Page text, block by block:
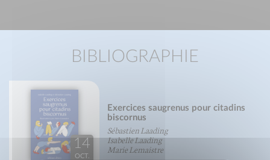
BIBLIOGRAPHIE
14
OCT.
Exercices saugrenus pour citadins
biscornus
Sébastien Laading
Isabelle Laading
Marie Lemaistre